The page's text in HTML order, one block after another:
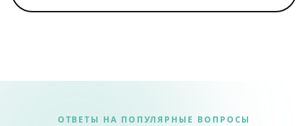
ОТВЕТЫ НА ПОПУЛЯРНЫЕ ВОПРОСЫ